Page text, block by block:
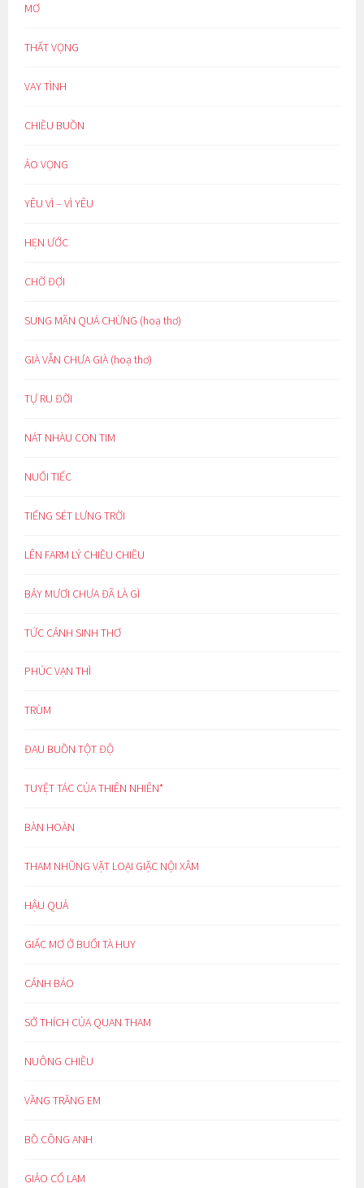
MƠ
THẤT VỌNG
VAY TÌNH
CHIỀU BUỒN
ẢO VỌNG
YÊU VÌ – VÌ YÊU
HẸN ƯỚC
CHỜ ĐỢI
SUNG MÃN QUÁ CHỪNG (hoạ thơ)
GIÀ VẪN CHƯA GIÀ (hoạ thơ)
TỰ RU ĐỜI
NÁT NHÀU CON TIM
NUỐI TIẾC
TIẾNG SÉT LƯNG TRỜI
LÊN FARM LÝ CHIỀU CHIỀU
BẢY MƯƠI CHƯA ĐÃ LÀ GÌ
TỨC CẢNH SINH THƠ
PHÚC VẠN THÌ
TRÙM
ĐAU BUỒN TỘT ĐỘ
TUYỆT TÁC CỦA THIÊN NHIÊN*
BÀN HOÀN
THAM NHŨNG VẶT LOẠI GIẶC NỘI XÂM
HẬU QUẢ
GIẤC MƠ Ở BUỔI TÀ HUY
CẢNH BÁO
SỞ THÍCH CỦA QUAN THAM
NUÔNG CHIỀU
VẦNG TRĂNG EM
BỒ CÔNG ANH
GIẢO CỔ LAM